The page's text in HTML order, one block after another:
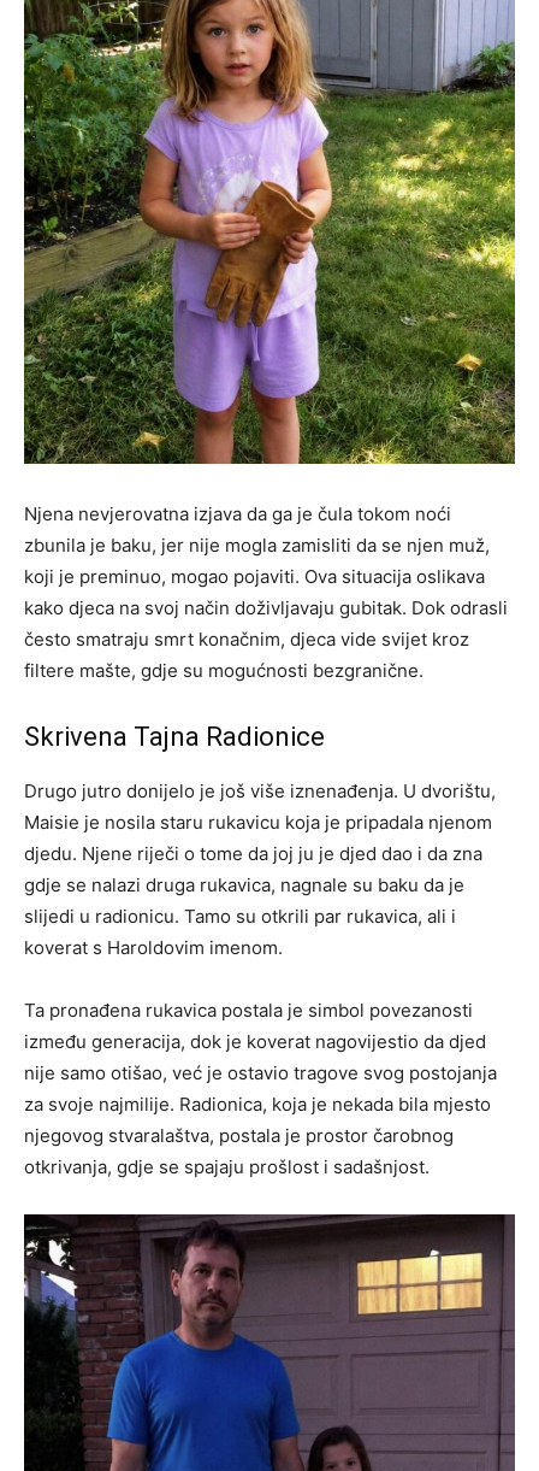
Njena nevjerovatna izjava da ga je čula tokom noći
zbunila je baku, jer nije mogla zamisliti da se njen muž,
koji je preminuo, mogao pojaviti. Ova situacija oslikava
kako djeca na svoj način doživljavaju gubitak. Dok odrasli
često smatraju smrt konačnim, djeca vide svijet kroz
filtere mašte, gdje su mogućnosti bezgranične.
Skrivena Tajna Radionice
Drugo jutro donijelo je još više iznenađenja. U dvorištu,
Maisie je nosila staru rukavicu koja je pripadala njenom
djedu. Njene riječi o tome da joj ju je djed dao i da zna
gdje se nalazi druga rukavica, nagnale su baku da je
slijedi u radionicu. Tamo su otkrili par rukavica, ali i
koverat s Haroldovim imenom.
Ta pronađena rukavica postala je simbol povezanosti
između generacija, dok je koverat nagovijestio da djed
nije samo otišao, već je ostavio tragove svog postojanja
za svoje najmilije. Radionica, koja je nekada bila mjesto
njegovog stvaralaštva, postala je prostor čarobnog
otkrivanja, gdje se spajaju prošlost i sadašnjost.